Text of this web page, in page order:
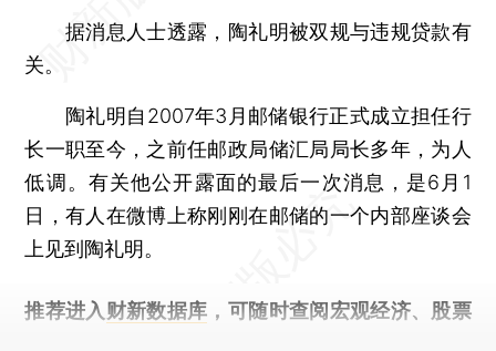
据消息人士透露，陶礼明被双规与违规贷款有
关。
陶礼明自2007年3月邮储银行正式成立担任行
长一职至今，之前任邮政局储汇局局长多年，为人
低调。有关他公开露面的最后一次消息，是6月1
日，有人在微博上称刚刚在邮储的一个内部座谈会
上见到陶礼明。
推荐进入 财新数据库 ，可随时查阅宏观经济、股票